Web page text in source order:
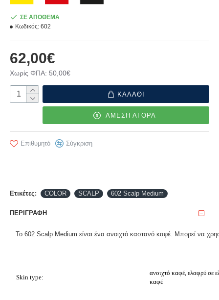
62,00€
Χωρίς ΦΠΑ: 50,00€
ΣΕ ΑΠΟΘΕΜΑ
Κωδικός: 602
ΚΑΛΑΘΙ
ΑΜΕΣΗ ΑΓΟΡΑ
Επιθυμητό Σύγκριση
Ετικέτες: COLOR SCALP 602 Scalp Medium
ΠΕΡΙΓΡΑΦΉ
Το 602 Scalp Medium είναι ένα ανοιχτό καστανό καφέ. Μπορεί να
Skin type:
ανοιχτό καφέ, ελαφρύ σε
καφέ